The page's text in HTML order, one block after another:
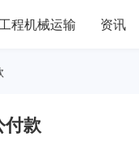
程机械运输 资讯
付款